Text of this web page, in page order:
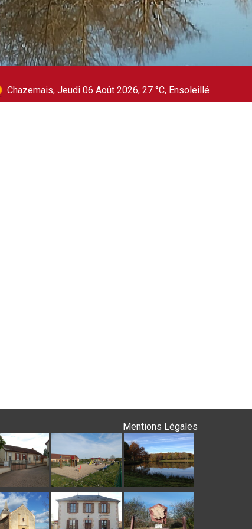
Chazemais, Jeudi 06 Août 2026, 27 °C, Ensoleillé
Mentions Légales